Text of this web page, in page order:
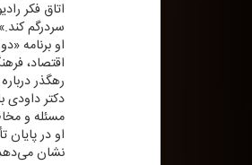
اتاق فكر
سردرگم كند.»
او برنامه
اقتصاد،
رهگذر
دكتر داودی
مسئله و
او در
نشان